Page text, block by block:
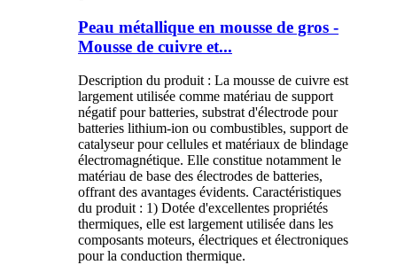
Peau métallique en mousse de gros -
Mousse de cuivre et...
Description du produit : La mousse de cuivre est
largement utilisée comme matériau de support
négatif pour batteries, substrat d'électrode pour
batteries lithium-ion ou combustibles, support de
catalyseur pour cellules et matériaux de blindage
électromagnétique. Elle constitue notamment le
matériau de base des électrodes de batteries,
offrant des avantages évidents. Caractéristiques
du produit : 1) Dotée d'excellentes propriétés
thermiques, elle est largement utilisée dans les
composants moteurs, électriques et électroniques
pour la conduction thermique.